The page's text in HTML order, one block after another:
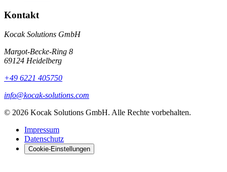
Kontakt
Kocak Solutions GmbH
Margot-Becke-Ring 8
69124 Heidelberg
+49 6221 405750
info@kocak-solutions.com
© 2026 Kocak Solutions GmbH. Alle Rechte vorbehalten.
Impressum
Datenschutz
Cookie-Einstellungen